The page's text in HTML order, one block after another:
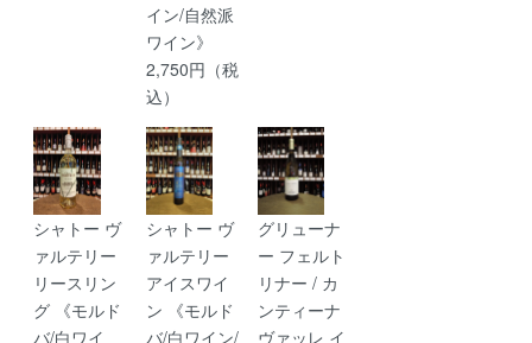
イン/自然派
ワイン》
2,750円（税
込）
シャトー ヴ
ァルテリー
リースリン
グ 《モルド
バ/白ワイ
シャトー ヴ
ァルテリー
アイスワイ
ン 《モルド
バ/白ワイン/
グリューナ
ー フェルト
リナー / カ
ンティーナ
ヴァッレ イ